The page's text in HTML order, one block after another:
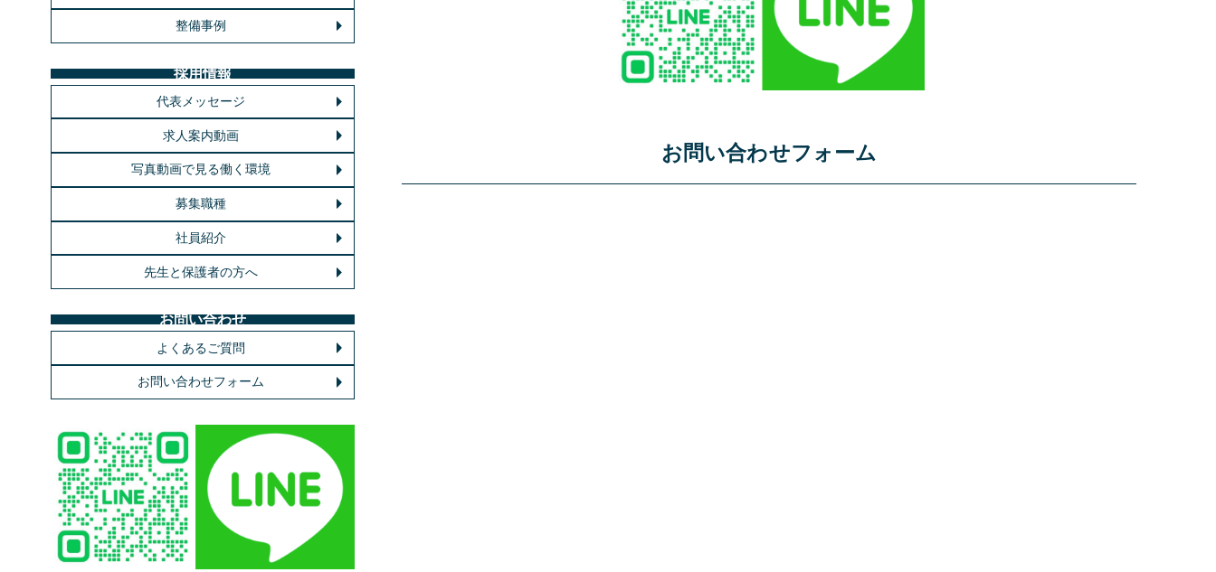
お問い合わせフォーム
整備事例
採用情報
代表メッセージ
求人案内動画
写真動画で見る働く環境
募集職種
社員紹介
先生と保護者の方へ
お問い合わせ
よくあるご質問
お問い合わせフォーム